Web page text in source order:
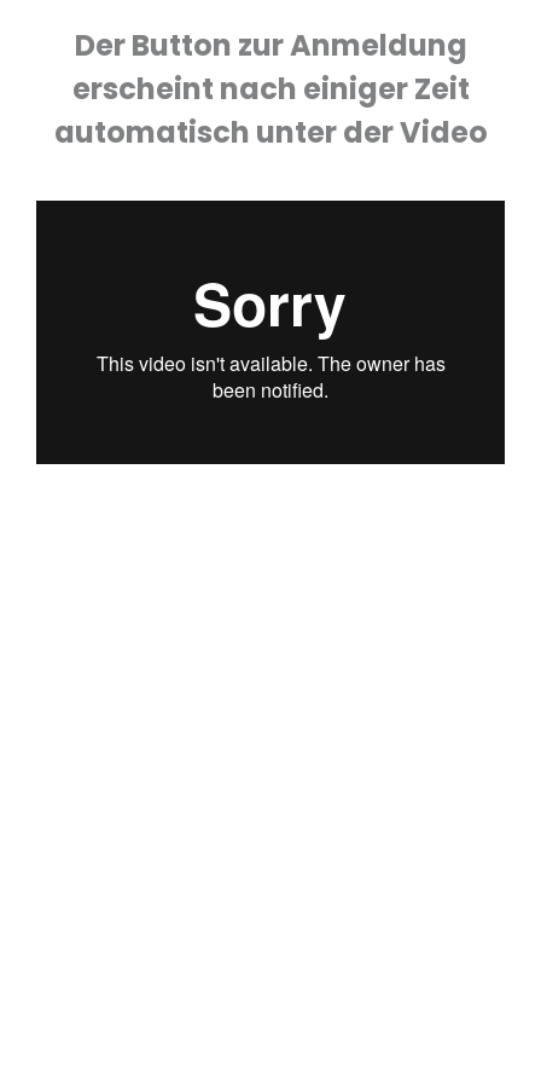
Der Button zur Anmeldung
erscheint nach einiger Zeit
automatisch unter der Video